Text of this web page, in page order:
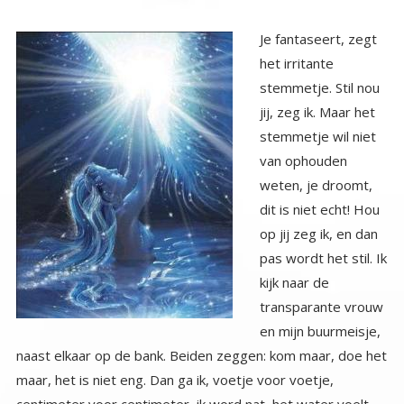
Je fantaseert, zegt
het irritante
stemmetje. Stil nou
jij, zeg ik. Maar het
stemmetje wil niet
van ophouden
weten, je droomt,
dit is niet echt! Hou
op jij zeg ik, en dan
pas wordt het stil. Ik
kijk naar de
transparante vrouw
en mijn buurmeisje,
naast elkaar op de bank. Beiden zeggen: kom maar, doe het
maar, het is niet eng. Dan ga ik, voetje voor voetje,
centimeter voor centimeter, ik word nat, het water voelt
vies olieachtig en koud. De slijmerige slierten kronkelen om
mijn lichaam. Houden me tegen. Voorzichtig begin ik te
zwemmen, de slierten belemmeren me, ik moet me steeds
losrukken, mijn hart gaat tekeer, het bonkt tegen mijn
borstkas, maar ik ga en zet door, richting het bankje.
Halverwege word het water warmer, schoner zachter en
hangt er een prettige geur. Het zwemmen gaat nu ook
sneller, lichter, gemakkelijker. Dan ben ik er. Mijn buurmeisje
staat met open armen op me te wachten. De transparante
vrouw, nu zie ik het pas, lijkt op mij. Ik kijk haar vragend aan.
Ik ben je ware zelf, zegt ze en trots op je, je hebt het
gedaan, je bent het grote water overgestoken, en glijdt